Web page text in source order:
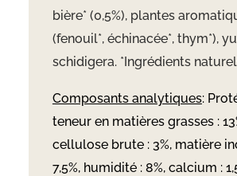
bière* (0,5%), plantes
(fenouil*, échinacée*, thym*),
schidigera. *Ingrédients
Composants analytiques:
teneur en matières grasses :
cellulose brute : 3%, matière
7,5%, humidité : 8%, calcium :